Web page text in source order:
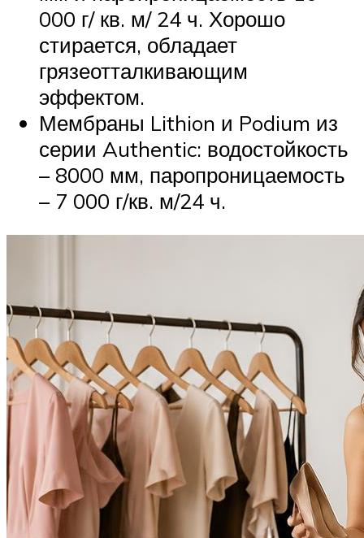
000 г/ кв. м/ 24 ч. Хорошо
стирается, обладает
грязеотталкивающим
эффектом.
Мембраны Lithion и Podium из
серии Authentic: водостойкость
– 8000 мм, паропроницаемость
– 7 000 г/кв. м/24 ч.